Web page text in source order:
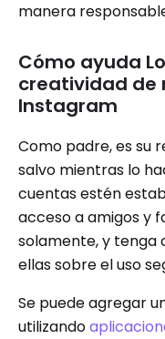
manera
Cómo ayuda
creatividad de
Instagram
Como padre, es su
salvo mientras lo
cuentas estén
acceso a amigos y
solamente, y tenga
ellas sobre el uso
Se puede agregar
utilizando